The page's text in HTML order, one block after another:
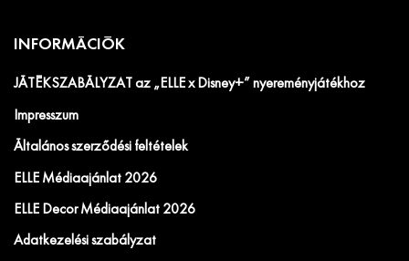
INFORMÁCIÓK
JÁTÉKSZABÁLYZAT az „ELLE x Disney+” nyereményjátékhoz
Impresszum
Általános szerződési feltételek
ELLE Médiaajánlat 2026
ELLE Decor Médiaajánlat 2026
Adatkezelési szabályzat